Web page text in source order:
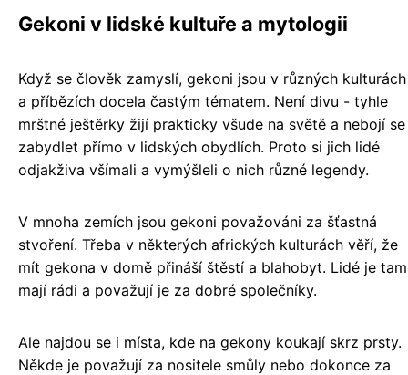
Gekoni v lidské kultuře a mytologii
Když se člověk zamyslí, gekoni jsou v různých kulturách
a příbězích docela častým tématem. Není divu - tyhle
mrštné ještěrky žijí prakticky všude na světě a nebojí se
zabydlet přímo v lidských obydlích. Proto si jich lidé
odjakživa všímali a vymýšleli o nich různé legendy.
V mnoha zemích jsou gekoni považováni za šťastná
stvoření. Třeba v některých afrických kulturách věří, že
mít gekona v domě přináší štěstí a blahobyt. Lidé je tam
mají rádi a považují je za dobré společníky.
Ale najdou se i místa, kde na gekony koukají skrz prsty.
Někde je považují za nositele smůly nebo dokonce za